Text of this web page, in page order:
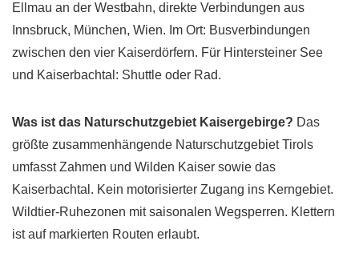
Ellmau an der Westbahn, direkte Verbindungen aus
Innsbruck, München, Wien. Im Ort: Busverbindungen
zwischen den vier Kaiserdörfern. Für Hintersteiner See
und Kaiserbachtal: Shuttle oder Rad.
Was ist das Naturschutzgebiet Kaisergebirge? Das
größte zusammenhängende Naturschutzgebiet Tirols
umfasst Zahmen und Wilden Kaiser sowie das
Kaiserbachtal. Kein motorisierter Zugang ins Kerngebiet.
Wildtier-Ruhezonen mit saisonalen Wegsperren. Klettern
ist auf markierten Routen erlaubt.